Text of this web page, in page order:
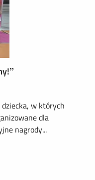
w których
dla
nagrody...